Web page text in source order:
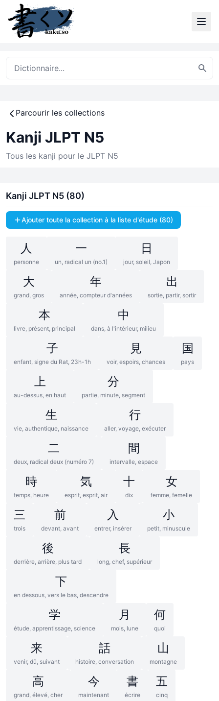
Parcourir les collections
Kanji JLPT N5
Tous les kanji pour le JLPT N5
Kanji JLPT N5 (80)
Ajouter toute la collection à la liste d'étude (80)
人
personne
一
un, radical un (no.1)
日
jour, soleil, Japon
大
grand, gros
年
année, compteur d'années
出
sortie, partir, sortir
本
livre, présent, principal
中
dans, à l'intérieur, milieu
子
enfant, signe du Rat, 23h-1h
見
voir, espoirs, chances
国
pays
上
au-dessus, en haut
分
partie, minute, segment
生
vie, authentique, naissance
行
aller, voyage, exécuter
二
deux, radical deux (numéro 7)
間
intervalle, espace
時
temps, heure
気
esprit, esprit, air
十
dix
女
femme, femelle
三
trois
前
devant, avant
入
entrer, insérer
小
petit, minuscule
後
derrière, arrière, plus tard
長
long, chef, supérieur
下
en dessous, vers le bas, descendre
学
étude, apprentissage, science
月
mois, lune
何
quoi
来
venir, dû, suivant
話
histoire, conversation
山
montagne
高
grand, élevé, cher
今
maintenant
書
écrire
五
cinq